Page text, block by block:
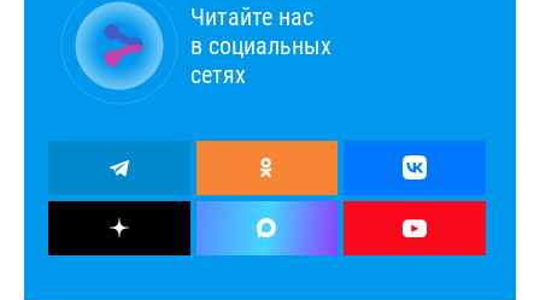
Читайте нас
в социальных
сетях